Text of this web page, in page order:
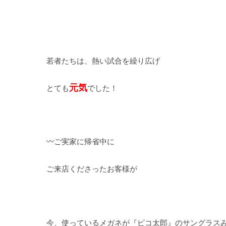
若者たちは、熱い試合を繰り広げ
とても元気でした！
〰ご実家に帰省中に
ご来店くださったお客様が
今、使っているメガネが『ピコ太郎』のサングラス